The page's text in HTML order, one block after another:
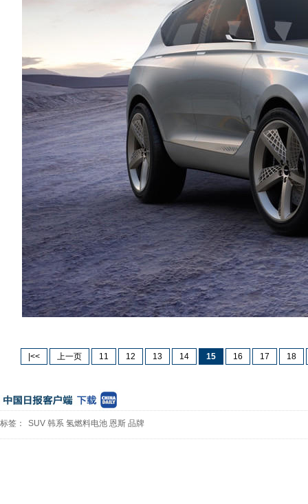
|<< 上一页 11 12 13 14 15 16 17 18
标签： SUV 韩系 氢燃料电池 恩斯 品牌